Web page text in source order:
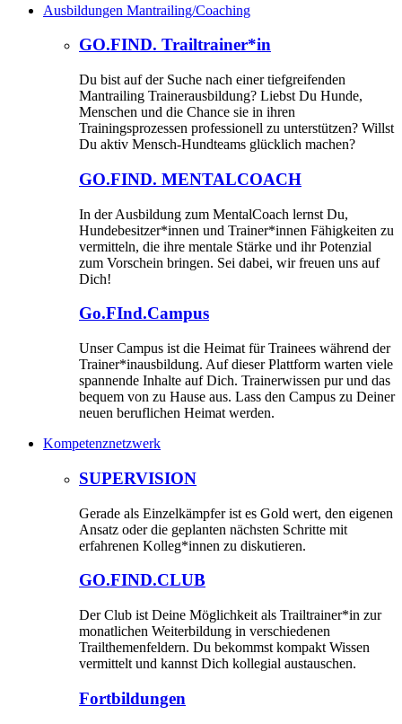
Ausbildungen Mantrailing/Coaching
GO.FIND. Trailtrainer*in
Du bist auf der Suche nach einer tiefgreifenden
Mantrailing Trainerausbildung? Liebst Du Hunde,
Menschen und die Chance sie in ihren
Trainingsprozessen professionell zu unterstützen? Willst
Du aktiv Mensch-Hundteams glücklich machen?
GO.FIND. MENTALCOACH
In der Ausbildung zum MentalCoach lernst Du,
Hundebesitzer*innen und Trainer*innen Fähigkeiten zu
vermitteln, die ihre mentale Stärke und ihr Potenzial
zum Vorschein bringen. Sei dabei, wir freuen uns auf
Dich!
Go.FInd.Campus
Unser Campus ist die Heimat für Trainees während der
Trainer*inausbildung. Auf dieser Plattform warten viele
spannende Inhalte auf Dich. Trainerwissen pur und das
bequem von zu Hause aus. Lass den Campus zu Deiner
neuen beruflichen Heimat werden.
Kompetenznetzwerk
SUPERVISION
Gerade als Einzelkämpfer ist es Gold wert, den eigenen
Ansatz oder die geplanten nächsten Schritte mit
erfahrenen Kolleg*innen zu diskutieren.
GO.FIND.CLUB
Der Club ist Deine Möglichkeit als Trailtrainer*in zur
monatlichen Weiterbildung in verschiedenen
Trailthemenfeldern. Du bekommst kompakt Wissen
vermittelt und kannst Dich kollegial austauschen.
Fortbildungen